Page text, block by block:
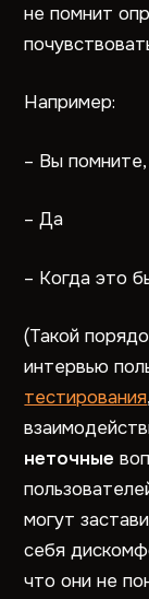
не помнит
Например:
– Вы помните,
– Да
– Когда это
(Такой
интервью
тестирования
неточные
могут
себя
что они не